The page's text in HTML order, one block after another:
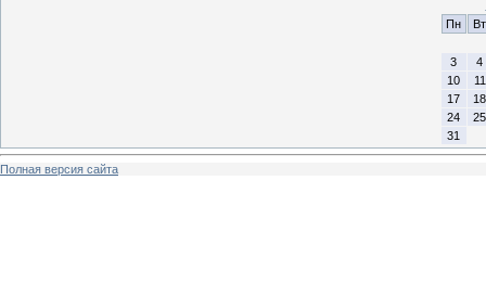
Пн
Вт
3
4
10
11
17
18
24
25
31
Полная версия сайта